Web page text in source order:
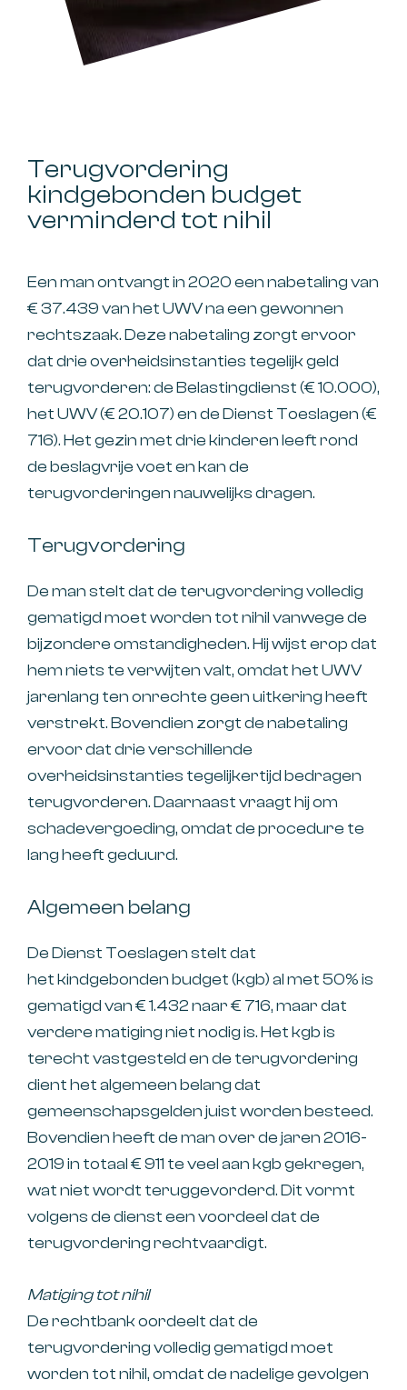
Terugvordering
kindgebonden budget
verminderd tot nihil
Een man ontvangt in 2020 een nabetaling van
€ 37.439 van het UWV na een gewonnen
rechtszaak. Deze nabetaling zorgt ervoor
dat drie overheidsinstanties tegelijk geld
terugvorderen: de Belastingdienst (€ 10.000),
het UWV (€ 20.107) en de Dienst Toeslagen (€
716). Het gezin met drie kinderen leeft rond
de beslagvrije voet en kan de
terugvorderingen nauwelijks dragen.
Terugvordering
De man stelt dat de terugvordering volledig
gematigd moet worden tot nihil vanwege de
bijzondere omstandigheden. Hij wijst erop dat
hem niets te verwijten valt, omdat het UWV
jarenlang ten onrechte geen uitkering heeft
verstrekt. Bovendien zorgt de nabetaling
ervoor dat drie verschillende
overheidsinstanties tegelijkertijd bedragen
terugvorderen. Daarnaast vraagt hij om
schadevergoeding, omdat de procedure te
lang heeft geduurd.
Algemeen belang
De Dienst Toeslagen stelt dat
het kindgebonden budget (kgb) al met 50% is
gematigd van € 1.432 naar € 716, maar dat
verdere matiging niet nodig is. Het kgb is
terecht vastgesteld en de terugvordering
dient het algemeen belang dat
gemeenschapsgelden juist worden besteed.
Bovendien heeft de man over de jaren 2016-
2019 in totaal € 911 te veel aan kgb gekregen,
wat niet wordt teruggevorderd. Dit vormt
volgens de dienst een voordeel dat de
terugvordering rechtvaardigt.
Matiging tot nihil
De rechtbank oordeelt dat de
terugvordering volledig gematigd moet
worden tot nihil, omdat de nadelige gevolgen